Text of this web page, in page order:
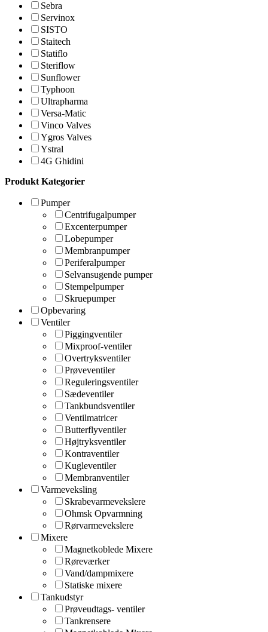
Sebra
Servinox
SISTO
Staitech
Statiflo
Steriflow
Sunflower
Typhoon
Ultrapharma
Versa-Matic
Vinco Valves
Ygros Valves
Ystral
4G Ghidini
Produkt Kategorier
Pumper
Centrifugalpumper
Excenterpumper
Lobepumper
Membranpumper
Periferalpumper
Selvansugende pumper
Stempelpumper
Skruepumper
Opbevaring
Ventiler
Piggingventiler
Mixproof-ventiler
Overtryksventiler
Prøveventiler
Reguleringsventiler
Sædeventiler
Tankbundsventiler
Ventilmatricer
Butterflyventiler
Højtryksventiler
Kontraventiler
Kugleventiler
Membranventiler
Varmeveksling
Skrabevarmevekslere
Ohmsk Opvarmning
Rørvarmevekslere
Mixere
Magnetkoblede Mixere
Røreværker
Vand/dampmixere
Statiske mixere
Tankudstyr
Prøveudtags- ventiler
Tankrensere